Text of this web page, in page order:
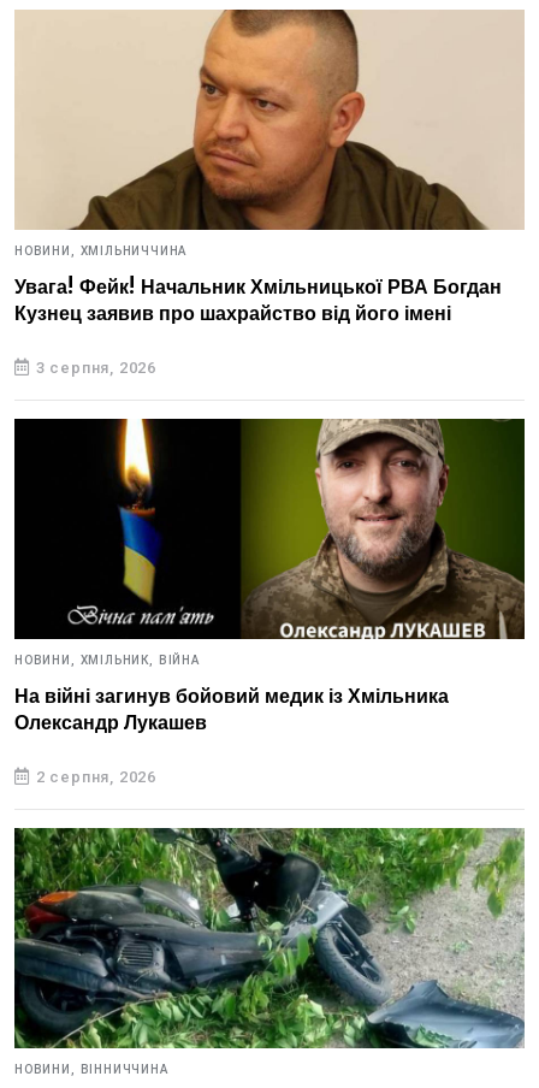
НОВИНИ, ХМІЛЬНИЧЧИНА
Увага! Фейк! Начальник Хмільницької РВА Богдан
Кузнец заявив про шахрайство від його імені
3 серпня, 2026
НОВИНИ, ХМІЛЬНИК, ВІЙНА
На війні загинув бойовий медик із Хмільника
Олександр Лукашев
2 серпня, 2026
НОВИНИ, ВІННИЧЧИНА